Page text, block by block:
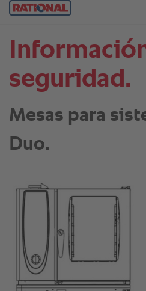
seguridad.
Mesas para
Duo.